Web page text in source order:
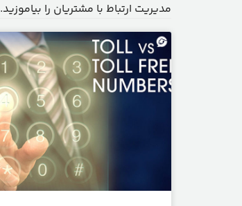
مدیریت ارتباط با مشتریان را بیاموزید.